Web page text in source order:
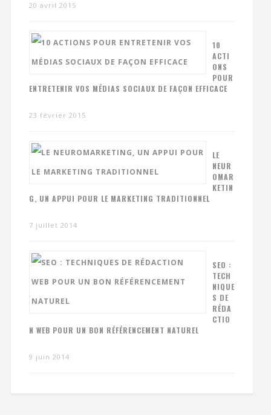
20 avril 2015
10
ACTI
ONS
POUR
ENTRETENIR VOS MÉDIAS SOCIAUX DE FAÇON EFFICACE
23 février 2015
LE
NEUR
OMAR
KETIN
G, UN APPUI POUR LE MARKETING TRADITIONNEL
7 juillet 2014
SEO :
TECH
NIQUE
S DE
RÉDA
CTIO
N WEB POUR UN BON RÉFÉRENCEMENT NATUREL
9 juin 2014